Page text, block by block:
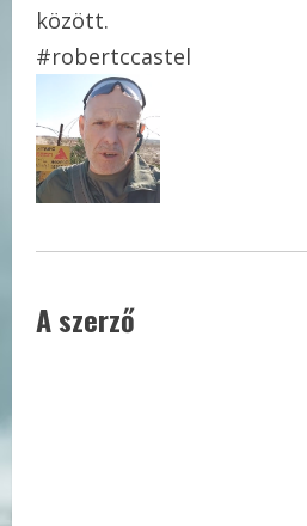
között.
#robertccastel
A szerző